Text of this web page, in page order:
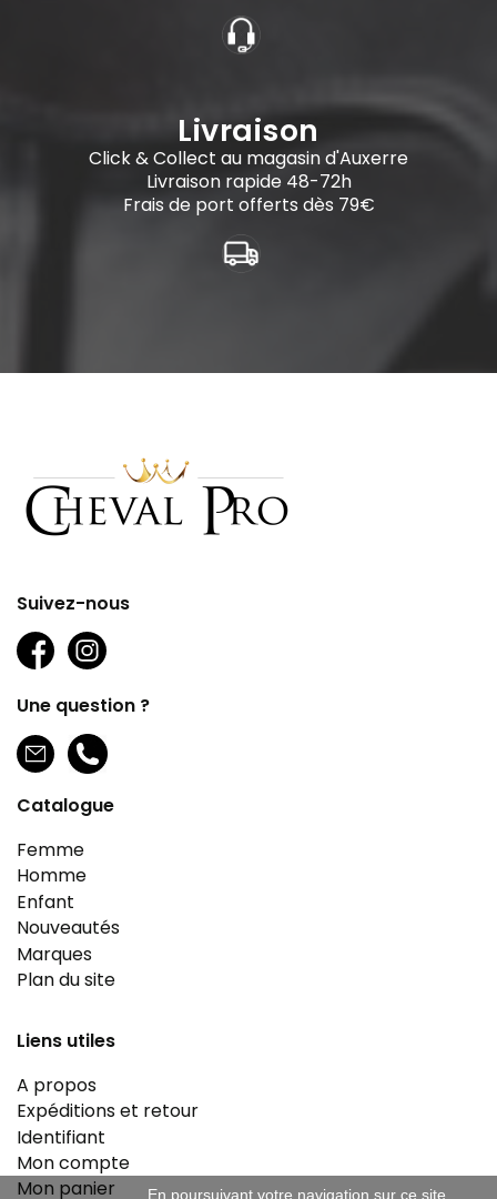
Livraison
Click & Collect au magasin d'Auxerre
Livraison rapide 48-72h
Frais de port offerts dès 79€
Suivez-nous
Une question ?
Catalogue
Femme
Homme
Enfant
Nouveautés
Marques
Plan du site
Liens utiles
A propos
Expéditions et retour
Identifiant
Mon compte
Mon panier
En poursuivant votre navigation sur ce site,